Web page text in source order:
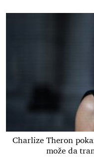
Charlize Theron
može da